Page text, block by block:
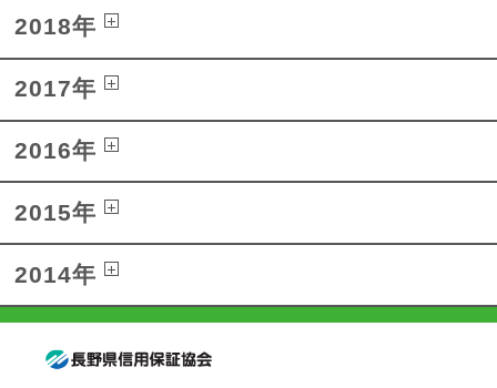
2018年
2017年
2016年
2015年
2014年